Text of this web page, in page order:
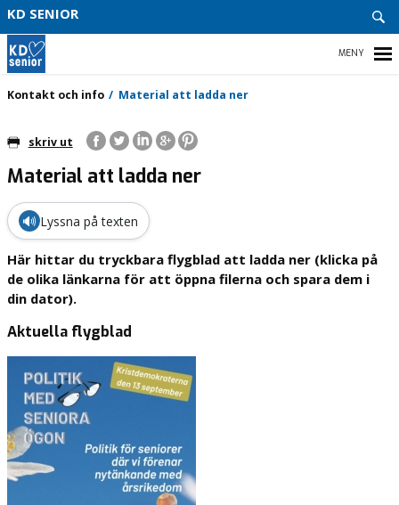
KD SENIOR
GDPR
HEM
AKTUELLT
INFO & KONTAKT
VÅR POLITIK
BLI MEDLEM
Kontakt och info Material att ladda ner
skriv ut
Material att ladda ner
🔊 Lyssna på texten
Här hittar du tryckbara flygblad att ladda ner (klicka på
de olika länkarna för att öppna filerna och spara dem i
din dator).
Aktuella flygblad